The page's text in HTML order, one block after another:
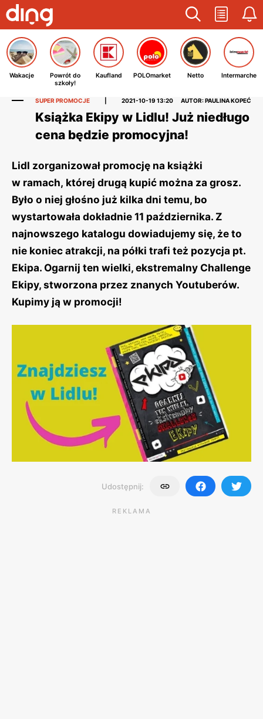
Wakacje
Powrót do
szkoły!
Kaufland POLOmarket Netto Intermarche
SUPER PROMOCJE 2021-10-19 13:20 AUTOR: PAULINA KOPEĆ
Książka Ekipy w Lidlu! Już niedługo
cena będzie promocyjna!
Lidl zorganizował promocję na książki
w ramach, której drugą kupić można za grosz.
Było o niej głośno już kilka dni temu, bo
wystartowała dokładnie 11 października. Z
najnowszego katalogu dowiadujemy się, że to
nie koniec atrakcji, na półki trafi też pozycja pt.
Ekipa. Ogarnij ten wielki, ekstremalny Challenge
Ekipy, stworzona przez znanych Youtuberów.
Kupimy ją w promocji!
Udostępnij:
REKLAMA